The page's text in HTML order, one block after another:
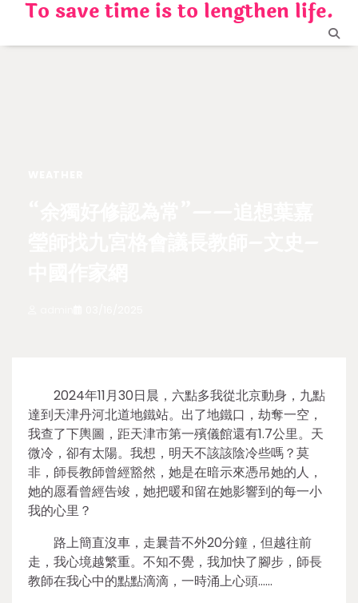
content
To save time is to lengthen life.
2024年11月30日晨，六點多我從北京動身，九點
達到天津丹河北道地鐵站。出了地鐵口，劫奪一空，
我查了下輿圖，距天津市第一殯儀館還有1.7公里。天
微冷，卻有太陽。我想，明天不該該陰冷些嗎？莫
非，師長教師曾經豁然，她是在暗示來憑吊她的人，
她的愿看曾經告竣，她把暖和留在她影響到的每一小
我的心里？
路上簡直沒車，走曩昔不外20分鐘，但越往前
走，我心境越繁重。不知不覺，我加快了腳步，師長
教師在我心中的點點滴滴，一時涌上心頭……